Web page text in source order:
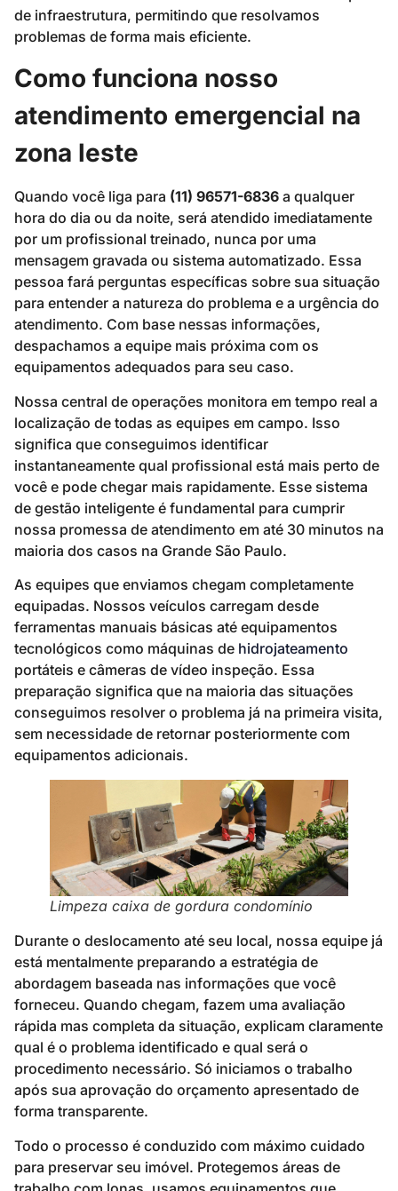
de infraestrutura, permitindo que resolvamos
problemas de forma mais eficiente.
Como funciona nosso
atendimento emergencial na
zona leste
Quando você liga para (11) 96571-6836 a qualquer
hora do dia ou da noite, será atendido imediatamente
por um profissional treinado, nunca por uma
mensagem gravada ou sistema automatizado. Essa
pessoa fará perguntas específicas sobre sua situação
para entender a natureza do problema e a urgência do
atendimento. Com base nessas informações,
despachamos a equipe mais próxima com os
equipamentos adequados para seu caso.
Nossa central de operações monitora em tempo real a
localização de todas as equipes em campo. Isso
significa que conseguimos identificar
instantaneamente qual profissional está mais perto de
você e pode chegar mais rapidamente. Esse sistema
de gestão inteligente é fundamental para cumprir
nossa promessa de atendimento em até 30 minutos na
maioria dos casos na Grande São Paulo.
As equipes que enviamos chegam completamente
equipadas. Nossos veículos carregam desde
ferramentas manuais básicas até equipamentos
tecnológicos como máquinas de hidrojateamento
portáteis e câmeras de vídeo inspeção. Essa
preparação significa que na maioria das situações
conseguimos resolver o problema já na primeira visita,
sem necessidade de retornar posteriormente com
equipamentos adicionais.
Limpeza caixa de gordura condomínio
Durante o deslocamento até seu local, nossa equipe já
está mentalmente preparando a estratégia de
abordagem baseada nas informações que você
forneceu. Quando chegam, fazem uma avaliação
rápida mas completa da situação, explicam claramente
qual é o problema identificado e qual será o
procedimento necessário. Só iniciamos o trabalho
após sua aprovação do orçamento apresentado de
forma transparente.
Todo o processo é conduzido com máximo cuidado
para preservar seu imóvel. Protegemos áreas de